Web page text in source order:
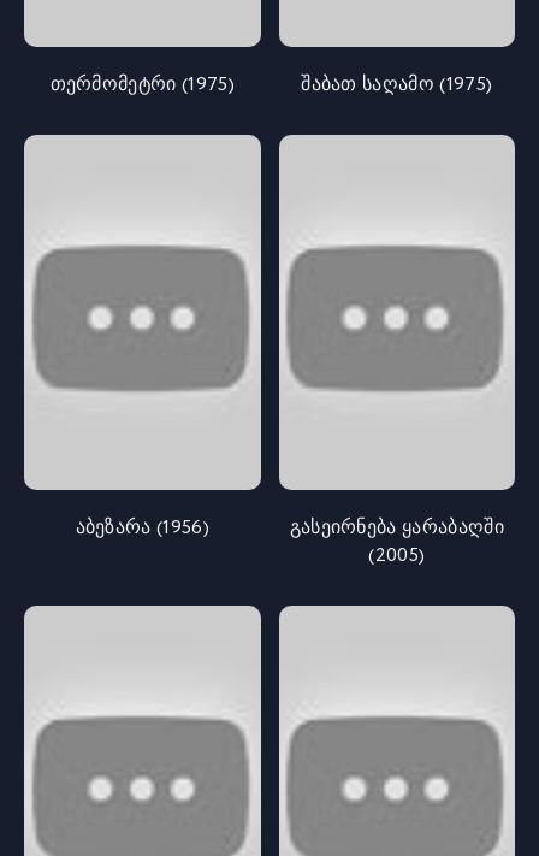
თერმომეტრი (1975) შაბათ საღამო (1975)
აბეზარა (1956)
გასეირნება ყარაბაღში
(2005)